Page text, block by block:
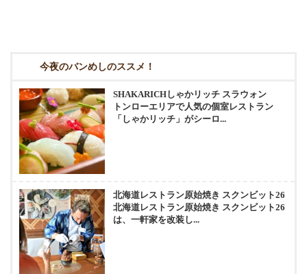
今夜のバンめしのススメ！
SHAKARICHしゃかリッチ スラウォン
トンローエリアで人気の個室レストラン
「しゃかリッチ」がシーロ...
北海道レストラン原始焼き スクンビット26
北海道レストラン原始焼き スクンビット26
は、一軒家を改装し...